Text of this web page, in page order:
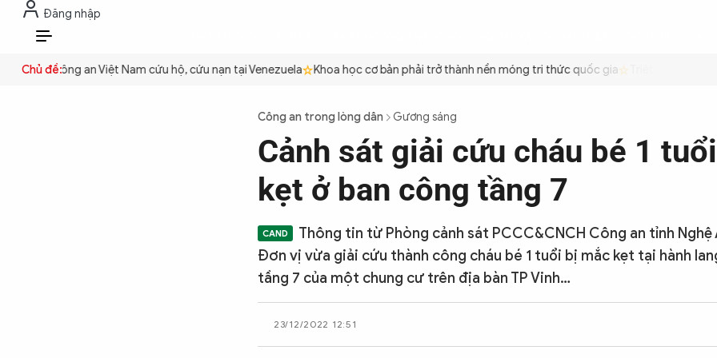
Đăng nhập
VI
Chủ đề:
Công an Việt Nam cứu hộ, cứu nạn tại Venezuela Khoa học cơ bản phải trở thành nền móng tri thức quốc gia Triệt để tiết kiệm
Công an trong lòng dân Gương sáng
Cảnh sát giải cứu cháu bé 1
kẹt ở ban công tầng 7
Thông tin từ Phòng cảnh sát PCCC&CNCH Công an tỉnh
Đơn vị vừa giải cứu thành công cháu bé 1 tuổi bị mắc kẹt tại hành
tầng 7 của một chung cư trên địa bàn TP Vinh…
23/12/2022 12:51